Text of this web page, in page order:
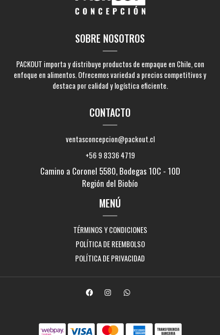
SOBRE NOSOTROS
PACKOUT importa y distribuye productos de empaque en Chile, con
enfoque en alimentos. Ofrecemos variedad a precios competitivos y
destaca por calidad y logística eficiente.
CONTACTO
ventasconcepcion@packout.cl
+56 9 8336 4719
Camino a Coronel 5580, Bodegas 10C - 10D
Región del Biobío
MENÚ
TÉRMINOS Y CONDICIONES
POLÍTICA DE REEMBOLSO
POLÍTICA DE PRIVACIDAD